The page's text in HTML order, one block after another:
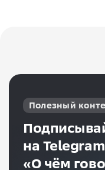
Полезный
на
«О чём